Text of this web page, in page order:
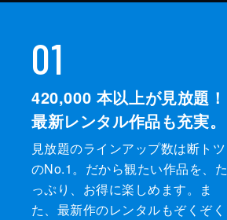
01
420,000 本以上が見放題！
最新レンタル作品も充実。
見放題のラインアップ数は断トツ
のNo.1。だから観たい作品を、た
っぷり、お得に楽しめます。ま
た、最新作のレンタルもぞくぞく